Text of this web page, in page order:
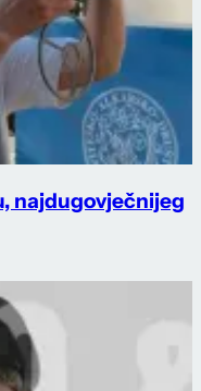
najdugovječnijeg